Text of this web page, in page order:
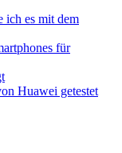
ich es mit dem
für
Huawei getestet